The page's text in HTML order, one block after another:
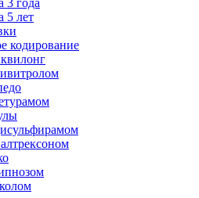
3 года
5 лет
кодирование